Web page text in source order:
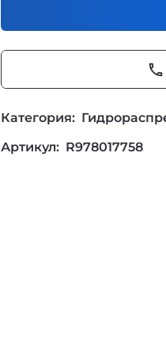
phone
Категория:
Артикул: R978017758